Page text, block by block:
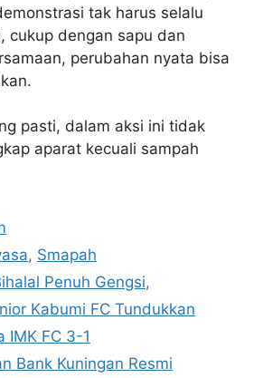
tak harus selalu
cukup dengan sapu dan
perubahan nyata bisa
pasti, dalam aksi ini tidak
aparat kecuali sampah
, Smapah
Penuh Gengsi,
Kabumi FC Tundukkan
IMK FC 3-1
Bank Kuningan Resmi